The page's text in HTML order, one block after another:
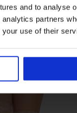
and to analyse
partners
your use of their